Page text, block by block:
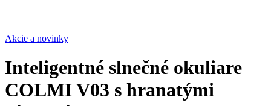
Akcie a novinky
Inteligentné slnečné okuliare
COLMI V03 s hranatými